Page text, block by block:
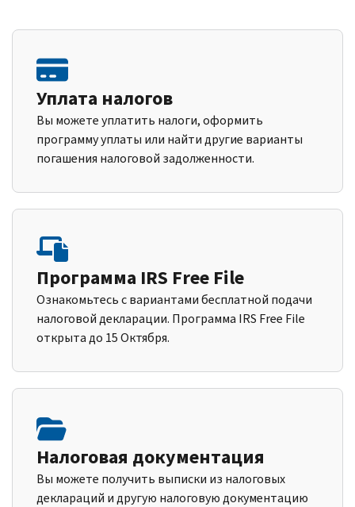
Уплата налогов
Вы можете уплатить налоги, оформить
программу уплаты или найти другие варианты
погашения налоговой задолженности.
Программа IRS Free File
Ознакомьтесь с вариантами бесплатной подачи
налоговой декларации. Программа IRS Free File
открыта до 15 Октября.
Налоговая документация
Вы можете получить выписки из налоговых
деклараций и другую налоговую документацию